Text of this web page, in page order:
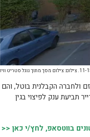
ולחברה הקבלנית בוטל, והם
תביעת ענק לפיצוי בגין
בווטסאפ, לחץ/י כאן <<